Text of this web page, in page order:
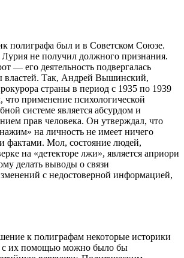
полиграфа был и в Советском Союзе.
не получил должного признания.
— его деятельность подвергалась
властей. Так, Андрей Вышинский,
страны в период с 1935 по 1939
что применение психологической
системе является абсурдом и
прав человека. Он утверждал, что
на личность не имеет ничего
фактами. Мол, состояние людей,
на «детекторе лжи», является априори
делать выводы о связи
с недостоверной информацией,
к полиграфам некоторые историки
с их помощью можно было бы